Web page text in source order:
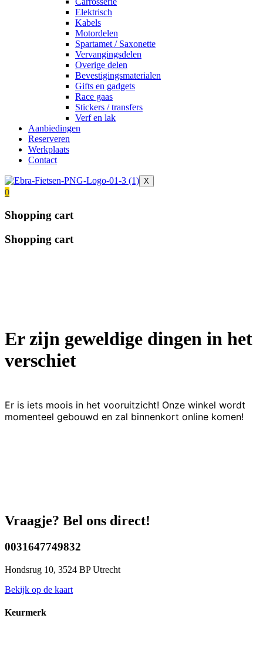
Elektrisch
Kabels
Motordelen
Spartamet / Saxonette
Vervangingsdelen
Overige delen
Bevestigingsmaterialen
Gifts en gadgets
Race gaas
Stickers / transfers
Verf en lak
Aanbiedingen
Reserveren
Werkplaats
Contact
X
0
Shopping cart
Shopping cart
Er zijn geweldige dingen in het
verschiet
Er is iets moois in het vooruitzicht! Onze winkel wordt
momenteel gebouwd en zal binnenkort online komen!
Vraagje? Bel ons direct!
0031647749832
Hondsrug 10, 3524 BP Utrecht
Bekijk op de kaart
Keurmerk